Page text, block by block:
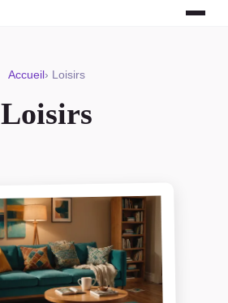
Accueil › Loisirs
Loisirs